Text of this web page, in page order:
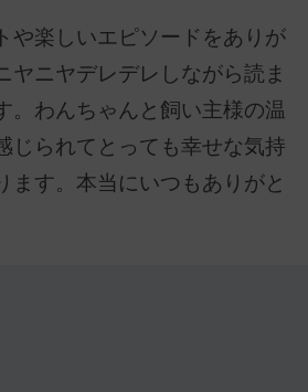
や楽しいエピソードをありが
ヤニヤデレデレしながら読ま
。わんちゃんと飼い主様の温
じられてとっても幸せな気持
ます。本当にいつもありがと